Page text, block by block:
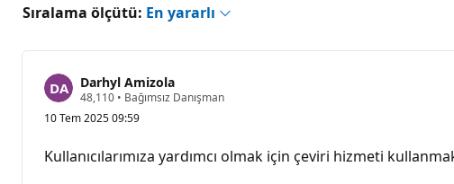
Sıralama ölçütü: En yararlı
Darhyl Amizola
48,110 S
y
ı
n
• Bağımsız Danışman
10 Tem 2025 09:59
Kullanıcılarımıza yardımcı olmak için çeviri hizmeti